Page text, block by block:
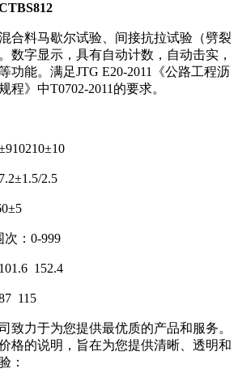
合料马歇尔试验、间接抗拉试验（劈裂
数字显示，具有自动计数，自动击实，
功能。满足JTG E20-2011《公路工程沥
程》中T0702-2011的要求。
2.5
：0-999
152.4
115
致力于为您提供最优质的产品和服务。
格的说明，旨在为您提供清晰、透明和
：